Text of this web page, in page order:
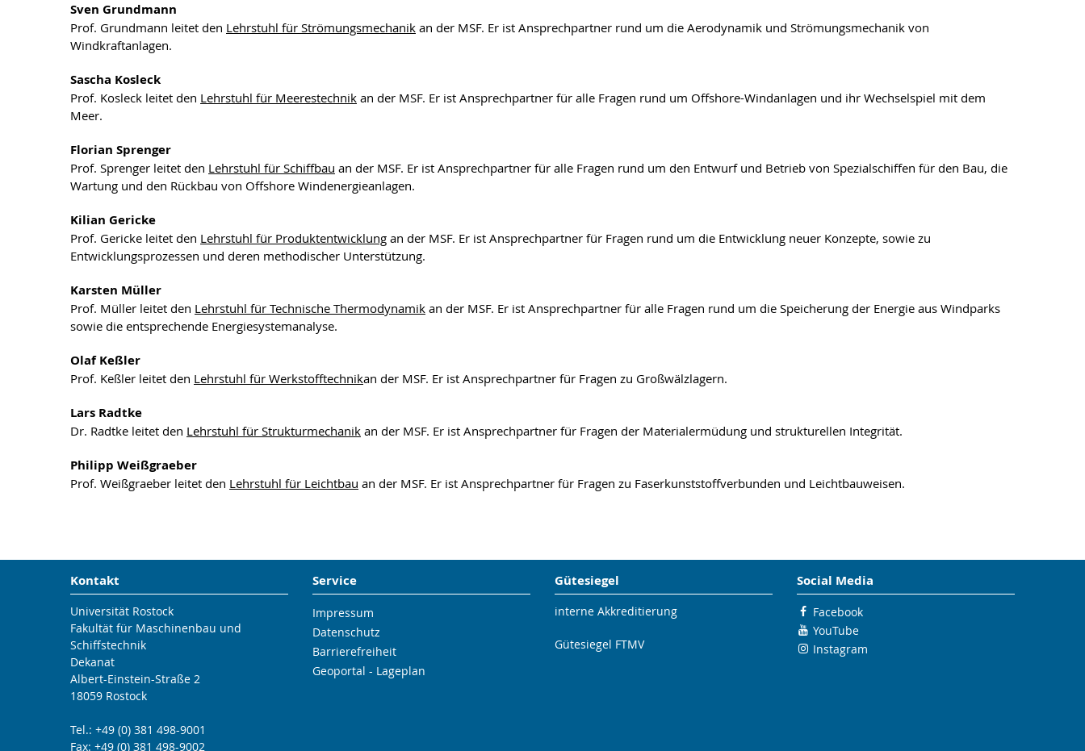
Sven Grundmann
Prof. Grundmann leitet den Lehrstuhl für Strömungsmechanik an der MSF. Er ist Ansprechpartner rund um die Aerodynamik und Strömungsmechanik von
Windkraftanlagen.
Sascha Kosleck
Prof. Kosleck leitet den Lehrstuhl für Meerestechnik an der MSF. Er ist Ansprechpartner für alle Fragen rund um Offshore-Windanlagen und ihr Wechselspiel mit dem
Meer.
Florian Sprenger
Prof. Sprenger leitet den Lehrstuhl für Schiffbau an der MSF. Er ist Ansprechpartner für alle Fragen rund um den Entwurf und Betrieb von Spezialschiffen für den Bau, die
Wartung und den Rückbau von Offshore Windenergieanlagen.
Kilian Gericke
Prof. Gericke leitet den Lehrstuhl für Produktentwicklung an der MSF. Er ist Ansprechpartner für Fragen rund um die Entwicklung neuer Konzepte, sowie zu
Entwicklungsprozessen und deren methodischer Unterstützung.
Karsten Müller
Prof. Müller leitet den Lehrstuhl für Technische Thermodynamik an der MSF. Er ist Ansprechpartner für alle Fragen rund um die Speicherung der Energie aus Windparks
sowie die entsprechende Energiesystemanalyse.
Olaf Keßler
Prof. Keßler leitet den Lehrstuhl für Werkstofftechnikan der MSF. Er ist Ansprechpartner für Fragen zu Großwälzlagern.
Lars Radtke
Dr. Radtke leitet den Lehrstuhl für Strukturmechanik an der MSF. Er ist Ansprechpartner für Fragen der Materialermüdung und strukturellen Integrität.
Philipp Weißgraeber
Prof. Weißgraeber leitet den Lehrstuhl für Leichtbau an der MSF. Er ist Ansprechpartner für Fragen zu Faserkunststoffverbunden und Leichtbauweisen.
Kontakt
Universität Rostock
Fakultät für Maschinenbau und
Schiffstechnik
Dekanat
Albert-Einstein-Straße 2
18059 Rostock
Tel.: +49 (0) 381 498-9001
Fax: +49 (0) 381 498-9002
Service
Impressum
Datenschutz
Barrierefreiheit
Geoportal - Lageplan
Gütesiegel
interne Akkreditierung
Gütesiegel FTMV
Social Media
Facebook
YouTube
Instagram